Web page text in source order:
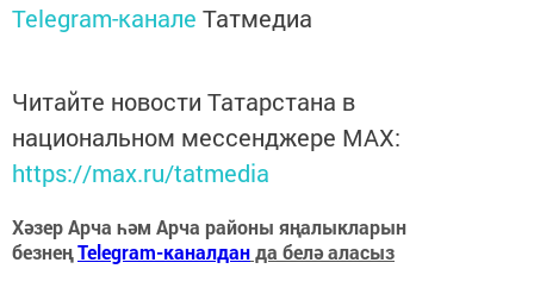
Telegram-канале Татмедиа
Читайте новости Татарстана в
национальном мессенджере MАХ:
https://max.ru/tatmedia
Хәзер Арча һәм Арча районы яңалыкларын
безнеңTelegram-каналданда белә аласыз